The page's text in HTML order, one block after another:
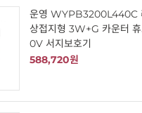
운영 WYPB3200L440C
상접지형 3W+G 카운터
0V 서지보호기
588,720원